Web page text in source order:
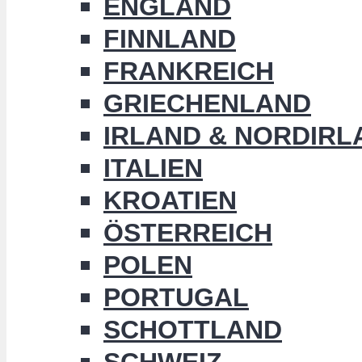
ENGLAND
FINNLAND
FRANKREICH
GRIECHENLAND
IRLAND &
ITALIEN
KROATIEN
ÖSTERREICH
POLEN
PORTUGAL
SCHOTTLAND